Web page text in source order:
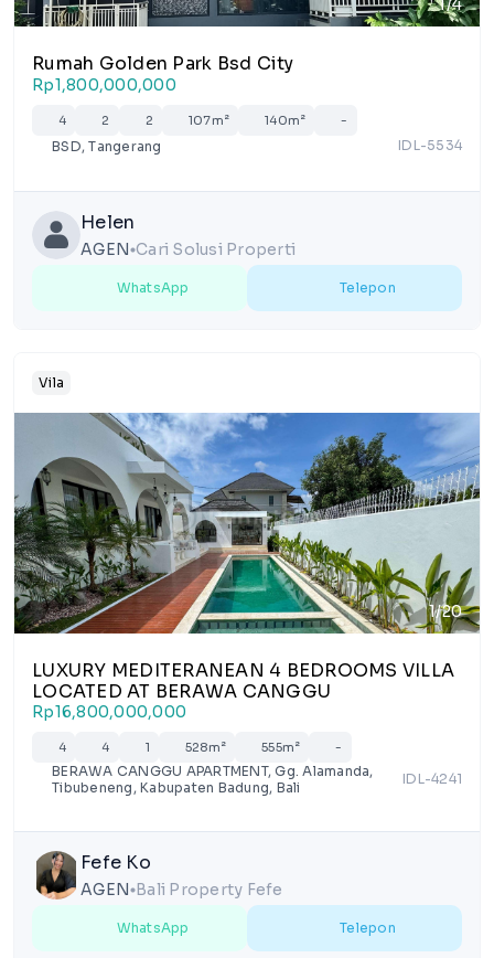
1/4
Rumah Golden Park Bsd City
Rp1,800,000,000
4 2 2 107m² 140m² -
BSD, Tangerang IDL-5534
Helen
AGEN lensCari Solusi Properti
WhatsApp Telepon
Vila
1/20
LUXURY MEDITERANEAN 4 BEDROOMS VILLA
LOCATED AT BERAWA CANGGU
Rp16,800,000,000
4 4 1 528m² 555m² -
BERAWA CANGGU APARTMENT, Gg. Alamanda,
Tibubeneng, Kabupaten Badung, Bali
IDL-4241
Fefe Ko
AGEN lens Bali Property Fefe
WhatsApp Telepon